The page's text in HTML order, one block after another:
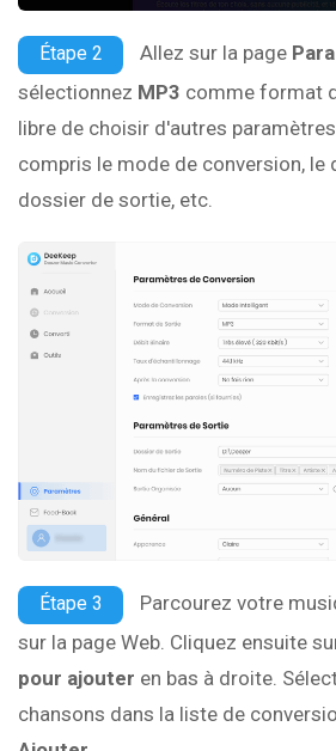
Étape 2 Allez sur la page
sélectionnez MP3 comme format
libre de choisir d'autres
compris le mode de conversion, le
dossier de sortie, etc.
Étape 3
Parcourez votre
sur la page Web. Cliquez ensuite
pour ajouter en bas à droite.
chansons dans la liste de